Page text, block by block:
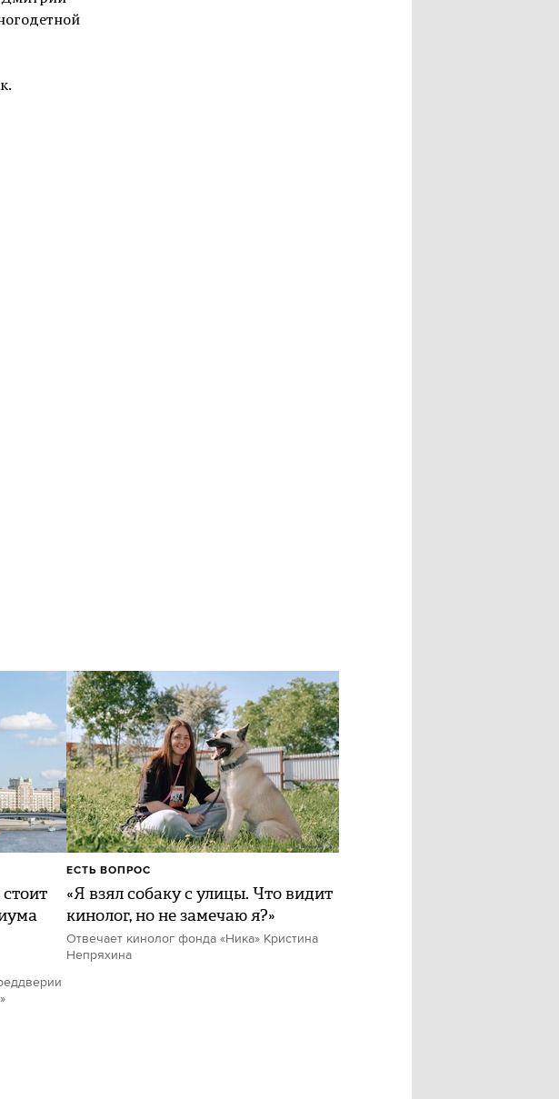
«Я взял собаку с улицы. Что видит
кинолог, но не замечаю я?»
Отвечает кинолог фонда «Ника» Кристина
Непряхина
ЕСТЬ ВОПРОС